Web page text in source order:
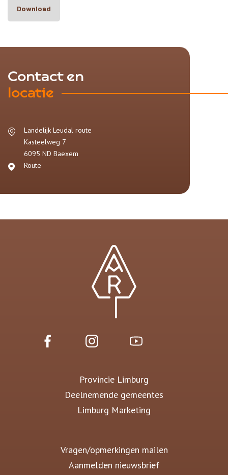
Download
Contact en
locatie
Landelijk Leudal route
Kasteelweg 7
6095 ND Baexem
Route
Provincie Limburg
Deelnemende gemeentes
Limburg Marketing
Vragen/opmerkingen mailen
Aanmelden nieuwsbrief